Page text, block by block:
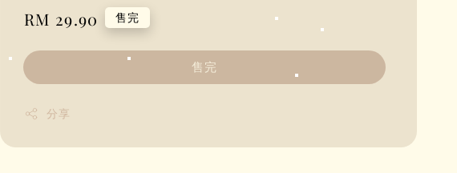
Regular
RM 29.90 售完
售完
分享